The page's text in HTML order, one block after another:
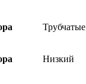
Трубчатые
Низкий